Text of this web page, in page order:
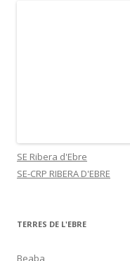
SE Ribera d'Ebre
SE-CRP RIBERA D'EBRE
TERRES DE L'EBRE
Beaba